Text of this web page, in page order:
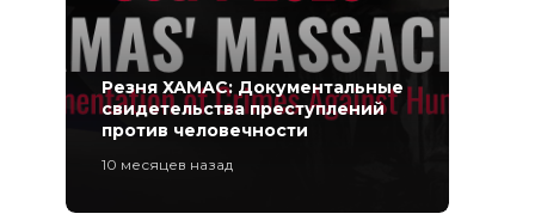
Резня ХАМАС: Документальные
свидетельства преступлений
против человечности
10 месяцев назад